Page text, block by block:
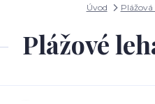
Úvod
Plážové